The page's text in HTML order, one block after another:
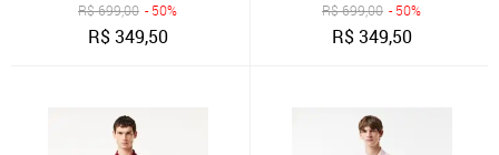
R$699,00 - 50%
R$349,50
R$699,00 - 50%
R$349,50